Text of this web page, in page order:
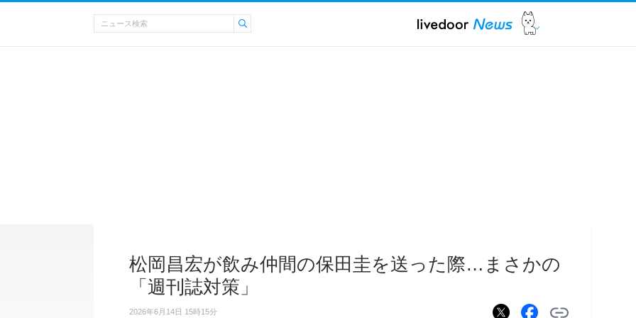
松岡昌宏が飲み仲間の保田圭を送った際…まさかの
「週刊誌対策」
2026年6月14日 15時15分